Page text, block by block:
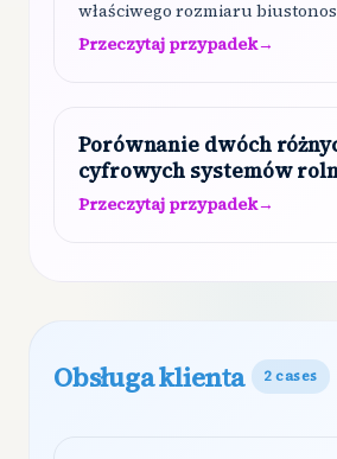
właściwego rozmiaru
zebrał wymiary klientki,
rozmiarów, udzielił
Przeczytaj przypadek→
Porównanie dwóch
cyfrowych systemów
Przeczytaj przypadek→
Obsługa klienta 2 cases